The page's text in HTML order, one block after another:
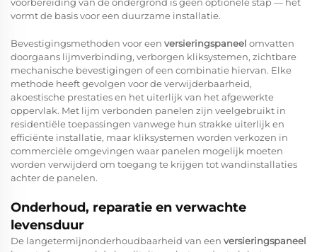
vormt de basis voor een duurzame installatie.
Bevestigingsmethoden voor een versieringspaneel omvatten
doorgaans lijmverbinding, verborgen kliksystemen, zichtbare
mechanische bevestigingen of een combinatie hiervan. Elke
methode heeft gevolgen voor de verwijderbaarheid,
akoestische prestaties en het uiterlijk van het afgewerkte
oppervlak. Met lijm verbonden panelen zijn veelgebruikt in
residentiële toepassingen vanwege hun strakke uiterlijk en
efficiënte installatie, maar kliksystemen worden verkozen in
commerciële omgevingen waar panelen mogelijk moeten
worden verwijderd om toegang te krijgen tot wandinstallaties
achter de panelen.
Onderhoud, reparatie en verwachte
levensduur
De langetermijnonderhoudbaarheid van een versieringspaneel